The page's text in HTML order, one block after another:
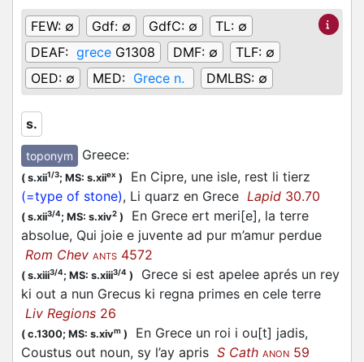
FEW: ∅ Gdf: ∅ GdfC: ∅ TL: ∅
DEAF: grece G1308 DMF: ∅ TLF: ∅
OED: ∅ MED: Grece n. DMLBS: ∅
s.
toponym Greece:
( s.xii1/3; MS: s.xiiex )
En Cipre, une isle, rest li tierz
(=type of stone), Li quarz en Grece Lapid 30.70
( s.xii3/4; MS: s.xiv2 )
En Grece ert meri[e], la terre
absolue, Qui joie e juvente ad pur m’amur perdue
Rom Chev ANTS 4572
( s.xiii3/4; MS: s.xiii3/4 )
Grece si est apelee aprés un rey
ki out a nun Grecus ki regna primes en cele terre
Liv Regions 26
( c.1300; MS: s.xivm )
En Grece un roi i ou[t] jadis,
Coustus out noun, sy l’ay apris S Cath ANON 59